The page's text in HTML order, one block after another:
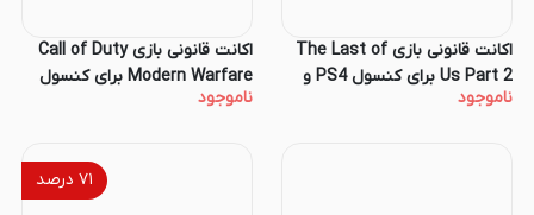
اکانت قانونی بازی The Last of
Us Part 2 برای کنسول PS4 و
PS5
ناموجود
اکانت قانونی بازی Call of Duty
Modern Warfare برای کنسول
PS4 و PS5
ناموجود
۷۱ درصد